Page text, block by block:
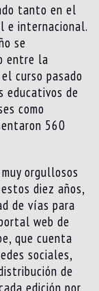
tanto en el
e internacional.
se
entre la
curso pasado
educativos de
como
560
orgullosos
diez años,
de vías para
web de
que cuenta
sociales,
de
edición por